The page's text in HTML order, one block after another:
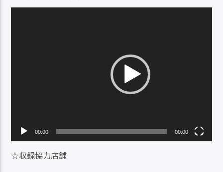
00:00 00:00
☆収録協力店舗